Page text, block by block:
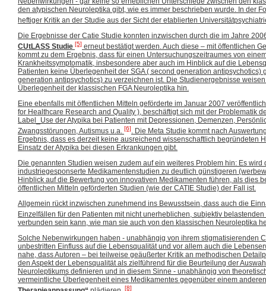
den atypischen Neuroleptika gibt, wie es immer beschrieben wurde. In der
heftiger Kritik an der Studie aus der Sicht der etablierten
Die Ergebnisse der Catie Studie konnten inzwischen durch die im Jahre
CUtLASS Studie [5] erneut bestätigt werden. Auch diese – mit öffentlichen
kommt zu dem Ergebnis, dass für einen Untersuchungszeitraumes von
Krankheitssymptomatik, insbesondere aber auch im Hinblick auf die
Patienten keine Überlegenheit der SGA ( second generation antipsychotics)
generation antipsychotics) zu verzeichnen ist. Die Studienergebnisse
Überlegenheit der klassischen FGA Neuroleptika hin.
Eine ebenfalls mit öffentlichen Mitteln geförderte im Januar 2007
for Healthcare Research and Quality ), beschäftigt sich mit der Problematik
Label_Use der Atypika bei Patienten mit Depressionen, Demenzen,
Zwangsstörungen, Autismus u.a. [6]. Die Meta Studie kommt nach
Ergebnis, dass es derzeit keine ausreichend wissenschaftlich begründeten
Einsatz der Atypika bei diesen Erkrankungen gibt.
Die genannten Studien weisen zudem auf ein weiteres Problem hin: Es wird
industriegesponserte Medikamentenstudien zu deutlich günstigeren
Hinblick auf die Bewertung von innovativen Medikamenten führen, als dies
öffentlichen Mitteln geförderten Studien (wie der CATIE Studie) der Fall ist.
Allgemein rückt inzwischen zunehmend ins Bewusstsein, dass auch die
Einzelfällen für den Patienten mit nicht unerheblichen, subjektiv
verbunden sein kann, wie man sie auch von den klassischen Neuroleptika
Solche Nebenwirkungen haben - unabhängig von ihrem stigmatisierenden
unbestritten Einfluss auf die Lebensqualität und vor allem auch die
nahe, dass Autoren – bei teilweise geäußerter Kritik an methodischen
den Aspekt der Lebensqualität als zielführend für die Beurteilung der
Neuroleptikums definieren und in diesem Sinne - unabhängig von
vermeintliche Überlegenheit eines Medikamentes gegenüber einem
[8]